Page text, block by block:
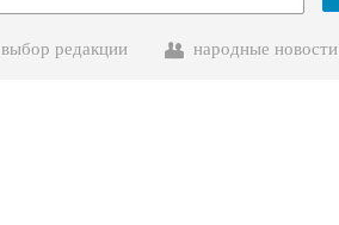
выбор редакции народные новости